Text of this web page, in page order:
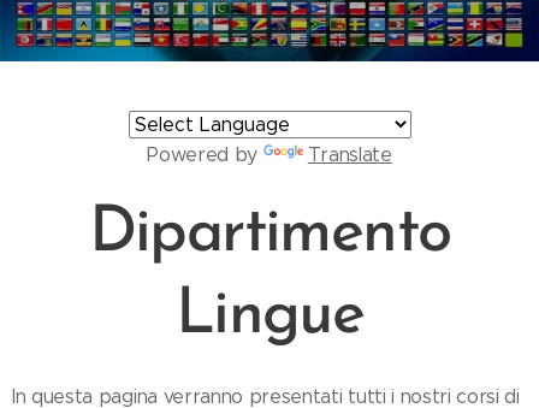
Powered by Translate
Dipartimento
Lingue
In questa pagina verranno presentati tutti i nostri corsi di